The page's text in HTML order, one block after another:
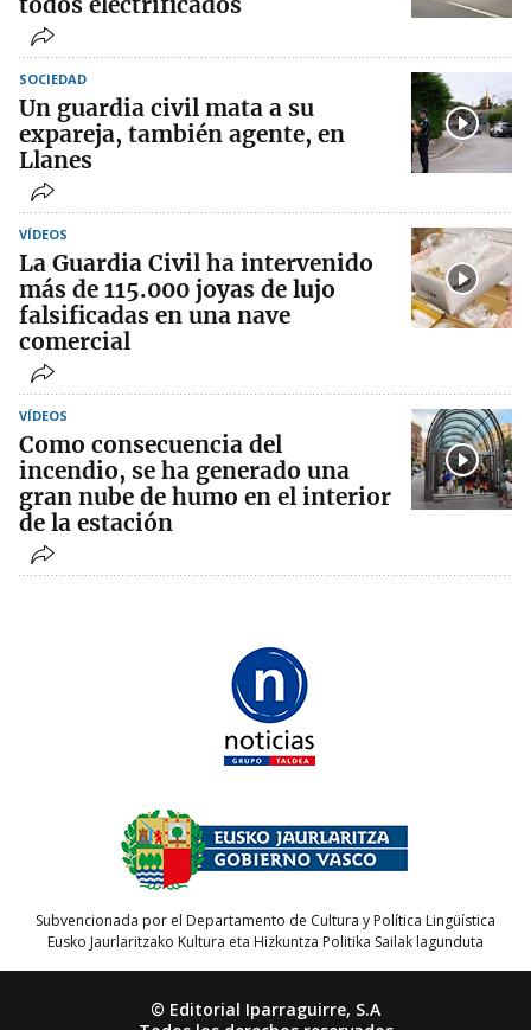
SOCIEDAD
Un guardia civil mata a su
expareja, también agente, en
Llanes
VÍDEOS
La Guardia Civil ha intervenido
más de 115.000 joyas de lujo
falsificadas en una nave
comercial
VÍDEOS
Como consecuencia del
incendio, se ha generado una
gran nube de humo en el interior
de la estación
Subvencionada por el Departamento de Cultura y Política Lingüística
Eusko Jaurlaritzako Kultura eta Hizkuntza Politika Sailak lagunduta
© Editorial Iparraguirre, S.A